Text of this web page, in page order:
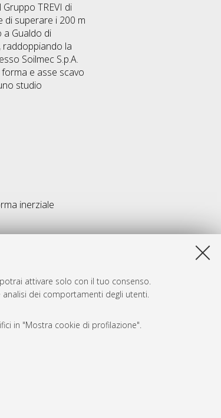
attivare solo con il tuo consenso.
dei comportamenti degli utenti.
in "Mostra cookie di profilazione".
TREVI di
di superare i 200 m
a Gualdo di
raddoppiando la
Soilmec S.p.A.
e asse scavo
studio
inerziale